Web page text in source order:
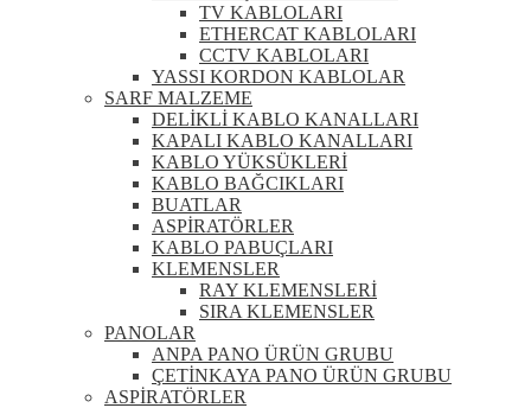
TV KABLOLARI
ETHERCAT KABLOLARI
CCTV KABLOLARI
YASSI KORDON KABLOLAR
SARF MALZEME
DELİKLİ KABLO KANALLARI
KAPALI KABLO KANALLARI
KABLO YÜKSÜKLERİ
KABLO BAĞCIKLARI
BUATLAR
ASPİRATÖRLER
KABLO PABUÇLARI
KLEMENSLER
RAY KLEMENSLERİ
SIRA KLEMENSLER
PANOLAR
ANPA PANO ÜRÜN GRUBU
ÇETİNKAYA PANO ÜRÜN GRUBU
ASPİRATÖRLER